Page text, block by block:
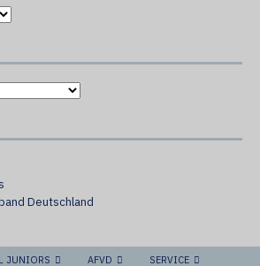
Deutschland
JUNIORS AFVD SERVICE